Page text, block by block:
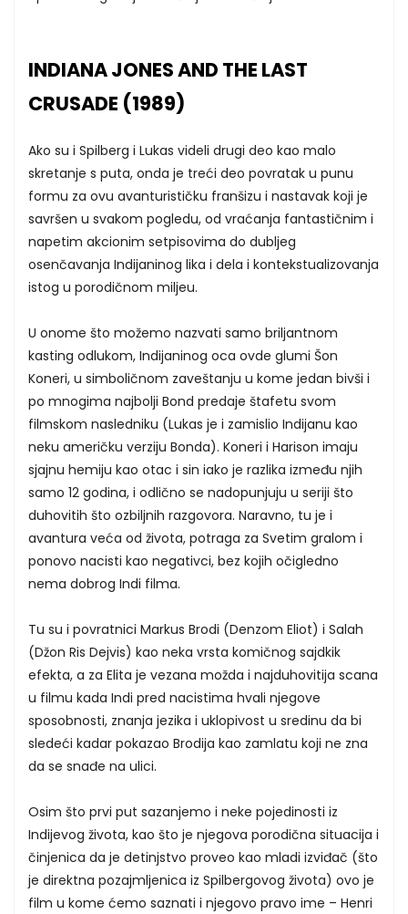
INDIANA JONES AND THE LAST
CRUSADE (1989)
Ako su i Spilberg i Lukas videli drugi deo kao malo
skretanje s puta, onda je treći deo povratak u punu
formu za ovu avanturističku franšizu i nastavak koji je
savršen u svakom pogledu, od vraćanja fantastičnim i
napetim akcionim setpisovima do dubljeg
osenčavanja Indijaninog lika i dela i kontekstualizovanja
istog u porodičnom miljeu.
U onome što možemo nazvati samo briljantnom
kasting odlukom, Indijaninog oca ovde glumi Šon
Koneri, u simboličnom zaveštanju u kome jedan bivši i
po mnogima najbolji Bond predaje štafetu svom
filmskom nasledniku (Lukas je i zamislio Indijanu kao
neku američku verziju Bonda). Koneri i Harison imaju
sjajnu hemiju kao otac i sin iako je razlika između njih
samo 12 godina, i odlično se nadopunjuju u seriji što
duhovitih što ozbiljnih razgovora. Naravno, tu je i
avantura veća od života, potraga za Svetim gralom i
ponovo nacisti kao negativci, bez kojih očigledno
nema dobrog Indi filma.
Tu su i povratnici Markus Brodi (Denzom Eliot) i Salah
(Džon Ris Dejvis) kao neka vrsta komičnog sajdkik
efekta, a za Elita je vezana možda i najduhovitija scana
u filmu kada Indi pred nacistima hvali njegove
sposobnosti, znanja jezika i uklopivost u sredinu da bi
sledeći kadar pokazao Brodija kao zamlatu koji ne zna
da se snađe na ulici.
Osim što prvi put sazanjemo i neke pojedinosti iz
Indijevog života, kao što je njegova porodična situacija i
činjenica da je detinjstvo proveo kao mladi izviđač (što
je direktna pozajmljenica iz Spilbergovog života) ovo je
film u kome ćemo saznati i njegovo pravo ime – Henri